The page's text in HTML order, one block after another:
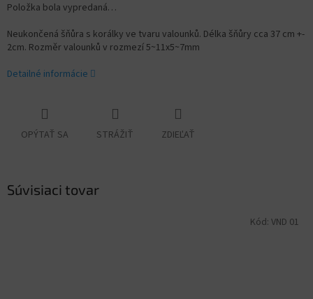
Položka bola vypredaná…
Neukončená šňůra s korálky ve tvaru valounků. Délka šňůry cca 37 cm +-
2cm. Rozměr valounků v rozmezí5~11x5~7mm
Detailné informácie
OPÝTAŤ SA STRÁŽIŤ ZDIEĽAŤ
Súvisiaci tovar
Kód: VND 01